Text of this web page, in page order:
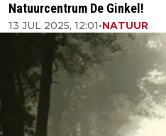
Natuurcentrum De Ginkel!
13 JUL 2025, 12:01•NATUUR